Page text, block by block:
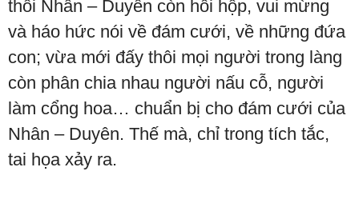
thôi Nhân – Duyên còn hồi hộp, vui mừng
và háo hức nói về đám cưới, về những đứa
con; vừa mới đấy thôi mọi người trong làng
còn phân chia nhau người nấu cỗ, người
làm cổng hoa… chuẩn bị cho đám cưới của
Nhân – Duyên. Thế mà, chỉ trong tích tắc,
tai họa xảy ra.